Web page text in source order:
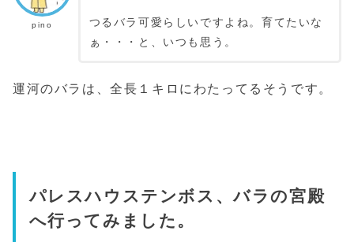
pino
つるバラ可愛らしいですよね。育てたいな
ぁ・・・と、いつも思う。
運河のバラは、全長１キロにわたってるそうです。
パレスハウステンボス、バラの宮殿
へ行ってみました。